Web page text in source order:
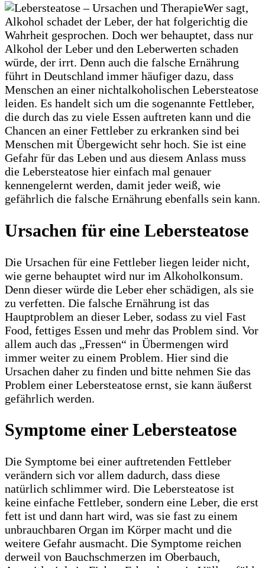
Wer sagt,
Alkohol schadet der Leber, der hat folgerichtig die
Wahrheit gesprochen. Doch wer behauptet, dass nur
Alkohol der Leber und den Leberwerten schaden
würde, der irrt. Denn auch die falsche Ernährung
führt in Deutschland immer häufiger dazu, dass
Menschen an einer nichtalkoholischen Lebersteatose
leiden. Es handelt sich um die sogenannte Fettleber,
die durch das zu viele Essen auftreten kann und die
Chancen an einer Fettleber zu erkranken sind bei
Menschen mit Übergewicht sehr hoch. Sie ist eine
Gefahr für das Leben und aus diesem Anlass muss
die Lebersteatose hier einfach mal genauer
kennengelernt werden, damit jeder weiß, wie
gefährlich die falsche Ernährung ebenfalls sein kann.
Ursachen für eine Lebersteatose
Die Ursachen für eine Fettleber liegen leider nicht,
wie gerne behauptet wird nur im Alkoholkonsum.
Denn dieser würde die Leber eher schädigen, als sie
zu verfetten. Die falsche Ernährung ist das
Hauptproblem an dieser Leber, sodass zu viel Fast
Food, fettiges Essen und mehr das Problem sind. Vor
allem auch das „Fressen“ in Übermengen wird
immer weiter zu einem Problem. Hier sind die
Ursachen daher zu finden und bitte nehmen Sie das
Problem einer Lebersteatose ernst, sie kann äußerst
gefährlich werden.
Symptome einer Lebersteatose
Die Symptome bei einer auftretenden Fettleber
verändern sich vor allem dadurch, dass diese
natürlich schlimmer wird. Die Lebersteatose ist
keine einfache Fettleber, sondern eine Leber, die erst
fett ist und dann hart wird, was sie fast zu einem
unbrauchbaren Organ im Körper macht und die
weitere Gefahr ausmacht. Die Symptome reichen
derweil von Bauchschmerzen im Oberbauch,